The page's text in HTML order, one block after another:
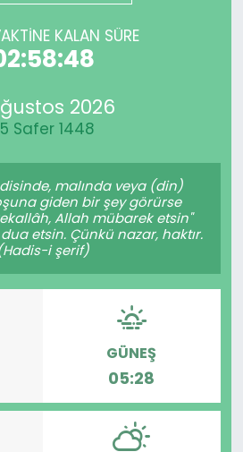
KALAN SÜRE
2026
Safer 1448
malında veya (din)
giden bir şey görürse
Allah mübarek etsin"
etsin. Çünkü nazar, haktır.
i şerif)
GÜNEŞ
05:28